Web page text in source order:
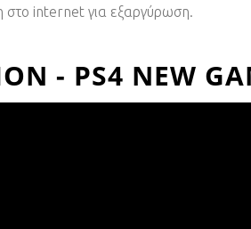
στο internet για εξαργύρωση.
- PS4 NEW